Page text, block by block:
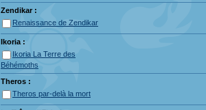
Zendikar :
Renaissance de Zendikar
Ikoria :
Ikoria La Terre des
Béhémoths
Theros :
Theros par-delà la mort